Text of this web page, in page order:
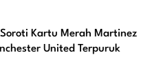
Kartu Merah Martinez
United Terpuruk